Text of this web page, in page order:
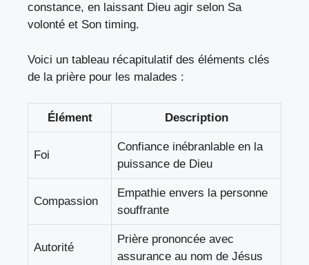
constance, en laissant Dieu agir selon Sa
volonté et Son timing.
Voici un tableau récapitulatif des éléments clés
de la prière pour les malades :
Élément Description
Foi
Confiance inébranlable en la
puissance de Dieu
Compassion
Empathie envers la personne
souffrante
Autorité
Prière prononcée avec
assurance au nom de Jésus